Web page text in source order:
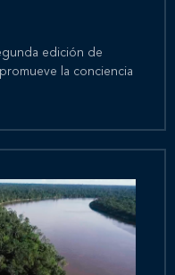
edición de
la conciencia